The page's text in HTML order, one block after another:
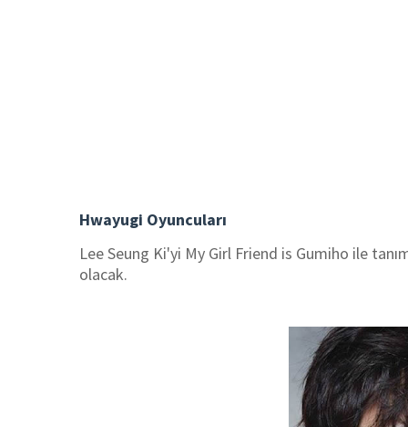
Hwayugi Oyuncuları
Lee Seung Ki'yi My Girl Friend is Gumiho ile
olacak.